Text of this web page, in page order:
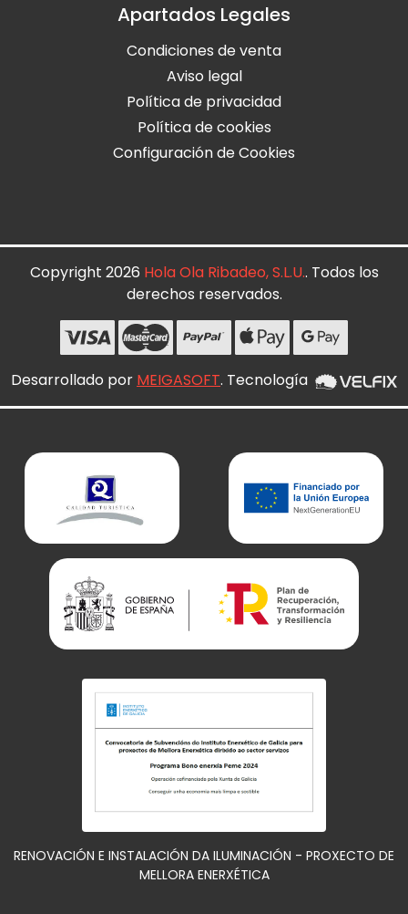
Apartados Legales
Condiciones de venta
Aviso legal
Política de privacidad
Política de cookies
Configuración de Cookies
Copyright 2026 Hola Ola Ribadeo, S.L.U.. Todos los
derechos reservados.
Desarrollado por MEIGASOFT. Tecnología
RENOVACIÓN E INSTALACIÓN DA ILUMINACIÓN - PROXECTO DE
MELLORA ENERXÉTICA